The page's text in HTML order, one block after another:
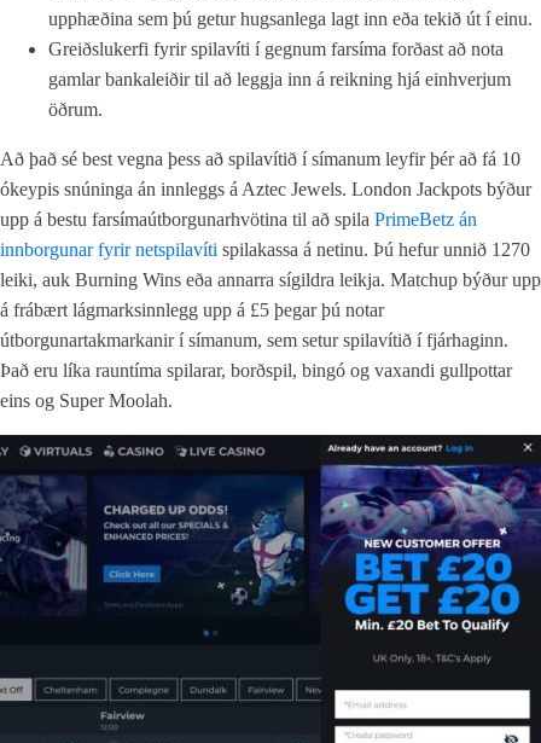
upphæðina sem þú getur hugsanlega lagt inn eða tekið út í einu.
Greiðslukerfi fyrir spilavíti í gegnum farsíma forðast að nota
gamlar bankaleiðir til að leggja inn á reikning hjá einhverjum
öðrum.
Að það sé best vegna þess að spilavítið í símanum leyfir þér að fá 10
ókeypis snúninga án innleggs á Aztec Jewels. London Jackpots býður
upp á bestu farsímaútborgunarhvötina til að spila PrimeBetz án
innborgunar fyrir netspilavíti spilakassa á netinu. Þú hefur unnið 1270
leiki, auk Burning Wins eða annarra sígildra leikja. Matchup býður upp
á frábært lágmarksinnlegg upp á £5 þegar þú notar
útborgunartakmarkanir í símanum, sem setur spilavítið í fjárhaginn.
Það eru líka rauntíma spilarar, borðspil, bingó og vaxandi gullpottar
eins og Super Moolah.